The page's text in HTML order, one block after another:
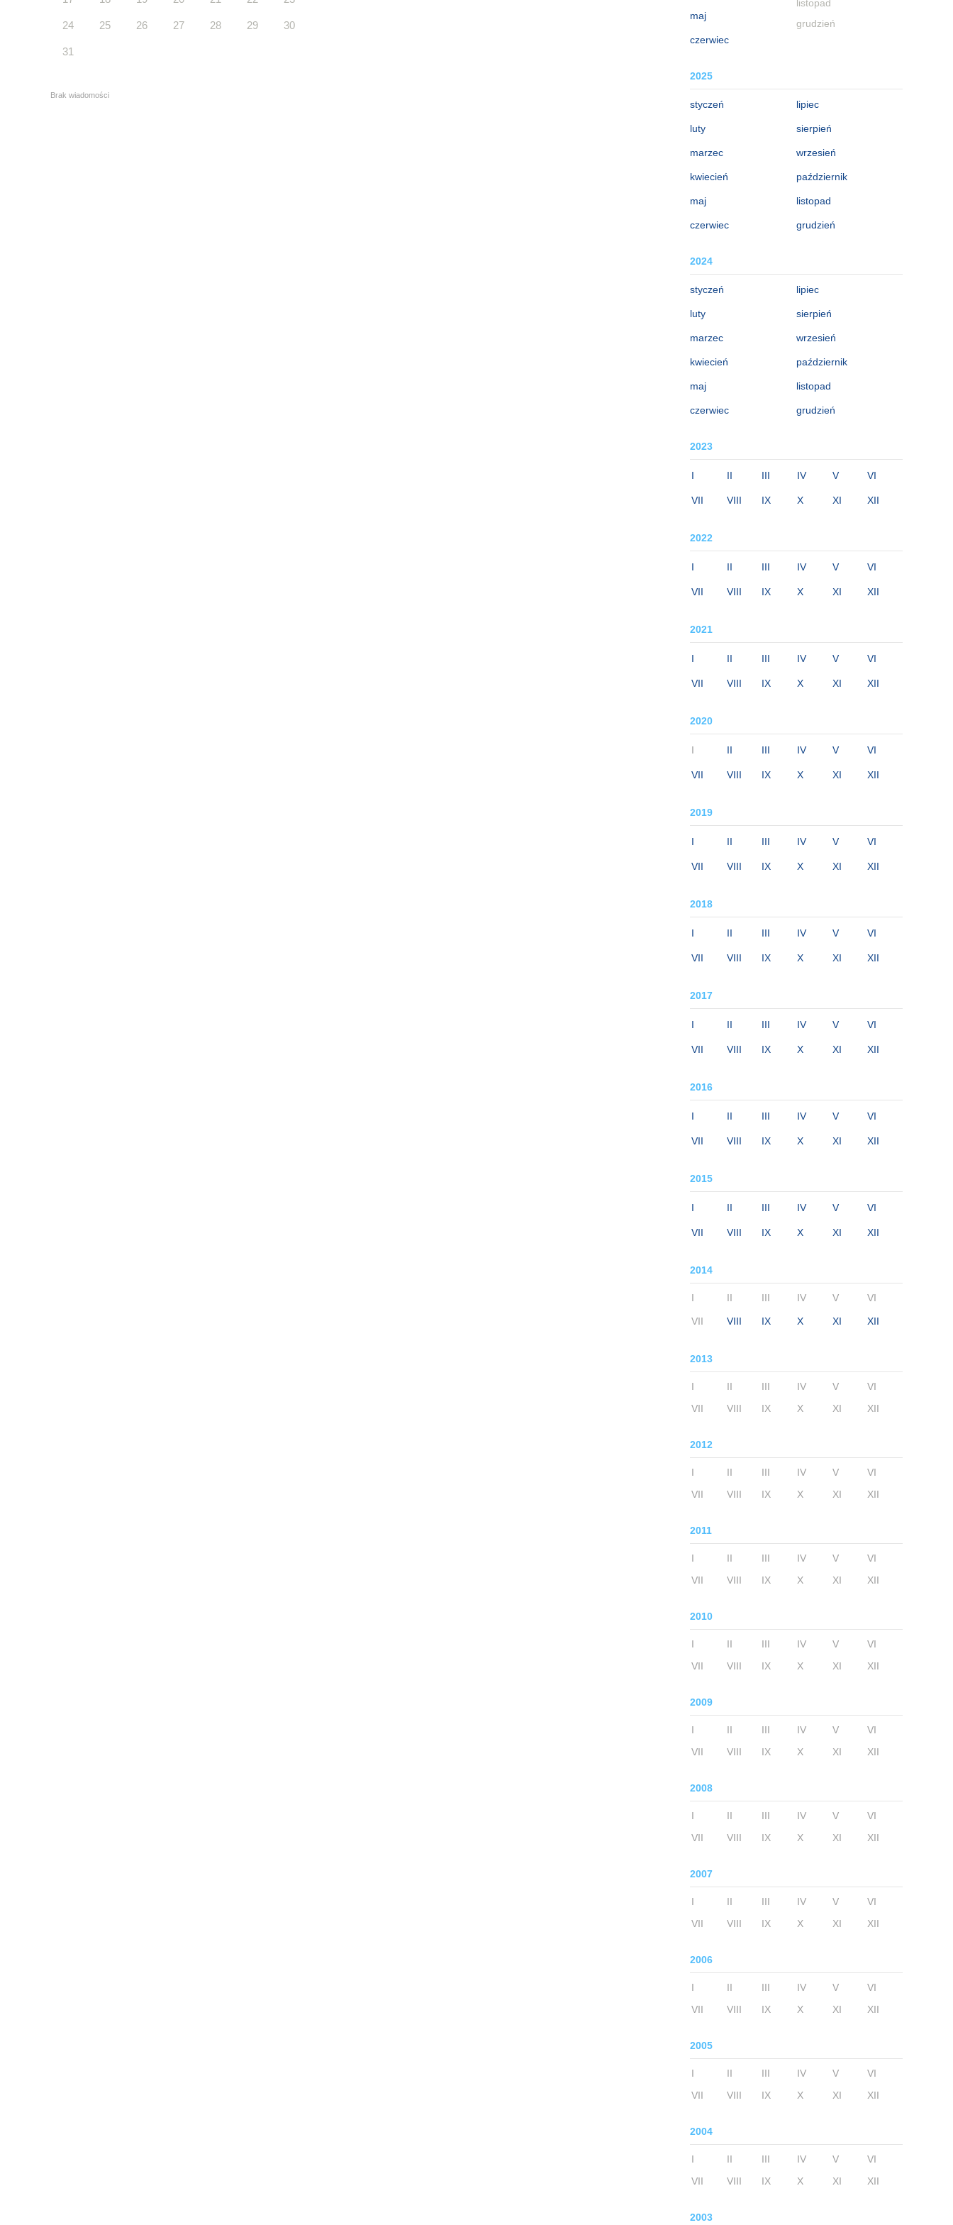
maj
czerwiec
listopad
grudzień
2025
styczeń
luty
marzec
kwiecień
maj
czerwiec
lipiec
sierpień
wrzesień
październik
listopad
grudzień
2024
styczeń
luty
marzec
kwiecień
maj
czerwiec
lipiec
sierpień
wrzesień
październik
listopad
grudzień
2023
I II III IV V VI
VII VIII IX X XI XII
2022
I II III IV V VI
VII VIII IX X XI XII
2021
I II III IV V VI
VII VIII IX X XI XII
2020
I II III IV V VI
VII VIII IX X XI XII
2019
I II III IV V VI
VII VIII IX X XI XII
2018
I II III IV V VI
VII VIII IX X XI XII
2017
I II III IV V VI
VII VIII IX X XI XII
2016
I II III IV V VI
VII VIII IX X XI XII
2015
I II III IV V VI
VII VIII IX X XI XII
2014
I II III IV V VI
VII VIII IX X XI XII
2013
I II III IV V
VI
VII
VIII IX X XI XII
2012
I II III IV V
VI
VII
VIII IX X XI XII
2011
I II III IV V
VI
VII
VIII IX X XI XII
2010
I II III IV V
VI
VII
VIII IX X XI XII
2009
I II III IV V
VI
VII
VIII IX X XI XII
2008
I II III IV V
VI
VII
VIII IX X XI XII
2007
I II III IV V
VI
VII
VIII IX X XI XII
2006
I II III IV V
VI
VII
VIII IX X XI XII
2005
I II III IV V
VI
VII
VIII IX X XI XII
2004
I II III IV V
VI
VII
VIII IX X XI XII
2003
24 25 26 27 28 29 30
31
Brak wiadomości